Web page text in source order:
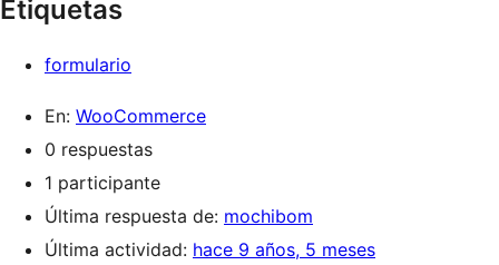
Etiquetas
formulario
En: WooCommerce
0 respuestas
1 participante
Última respuesta de: mochibom
Última actividad: hace 9 años, 5 meses